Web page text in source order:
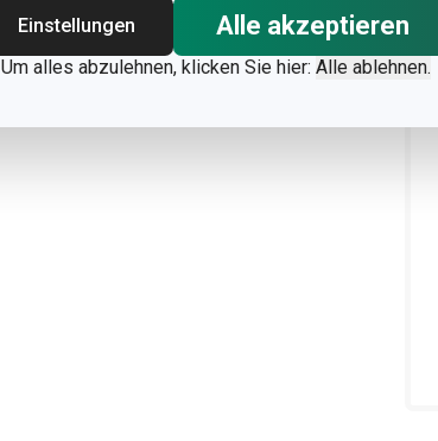
Einstellungen
Alle akzeptieren
Um alles abzulehnen, klicken Sie hier: Alle ablehnen.